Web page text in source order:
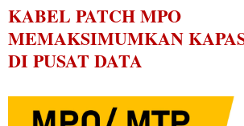
KABEL PATCH MPO
MEMAKSIMUMKAN
DI PUSAT DATA